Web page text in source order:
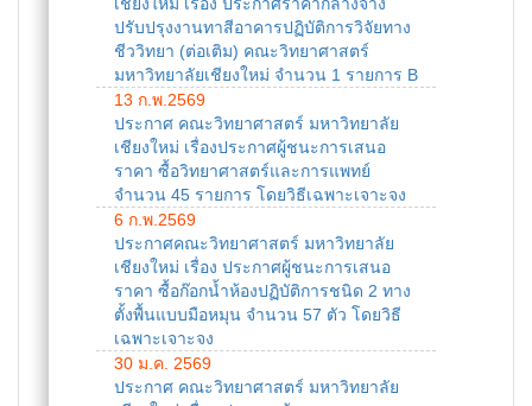
ปรับปรุงงานทาสีอาคารปฏิบัติการวิจัยทาง
ชีววิทยา (ต่อเติม) คณะวิทยาศาสตร์
มหาวิทยาลัยเชียงใหม่ จำนวน 1 รายการ B
13 ก.พ.2569
ประกาศ คณะวิทยาศาสตร์ มหาวิทยาลัย
เชียงใหม่ เรื่องประกาศผู้ชนะการเสนอ
ราคา ซื้อวิทยาศาสตร์และการแพทย์
จำนวน 45 รายการ โดยวิธีเฉพาะเจาะจง
6 ก.พ.2569
ประกาศคณะวิทยาศาสตร์ มหาวิทยาลัย
เชียงใหม่ เรื่อง ประกาศผู้ชนะการเสนอ
ราคา ซื้อก๊อกน้ำห้องปฏิบัติการชนิด 2 ทาง
ตั้งพื้นแบบมือหมุน จำนวน 57 ตัว โดยวิธี
เฉพาะเจาะจง
30 ม.ค. 2569
ประกาศ คณะวิทยาศาสตร์ มหาวิทยาลัย